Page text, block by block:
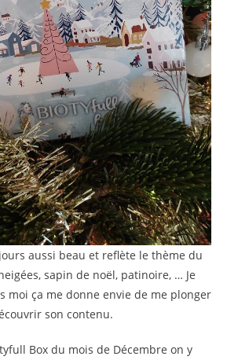
aussi beau et reflète le thème du
sapin de noël, patinoire, … Je
moi ça me donne envie de me plonger
son contenu.
Box du mois de Décembre on y